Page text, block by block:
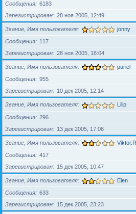
Сообщения
6183
Зарегистрирован
28 ноя 2005, 12:49
Звание, Имя пользователя jonny
Сообщения
117
Зарегистрирован
28 ноя 2005, 18:04
Звание, Имя пользователя puriel
Сообщения
955
Зарегистрирован
10 дек 2005, 12:14
Звание, Имя пользователя Lilip
Сообщения
296
Зарегистрирован
13 дек 2005, 17:06
Звание, Имя пользователя Viktor.R.
Сообщения
417
Зарегистрирован
15 дек 2005, 10:47
Звание, Имя пользователя Elen
Сообщения
633
Зарегистрирован
15 дек 2005, 23:23